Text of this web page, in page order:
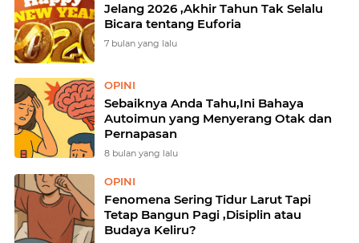
Jelang 2026 ,Akhir Tahun Tak Selalu
Bicara tentang Euforia
7 bulan yang lalu
OPINI
Sebaiknya Anda Tahu,Ini Bahaya
Autoimun yang Menyerang Otak dan
Pernapasan
8 bulan yang lalu
OPINI
Fenomena Sering Tidur Larut Tapi
Tetap Bangun Pagi ,Disiplin atau
Budaya Keliru?